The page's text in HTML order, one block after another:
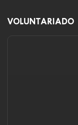
VOLUNTARIADO